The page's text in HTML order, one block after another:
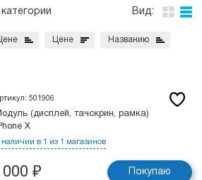
Вид:
Цене Цене Названию
501906
(дисплей, тачскрин, рамка)
X
наличии в 1 из 1 магазинов
₽ Покупаю